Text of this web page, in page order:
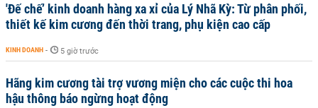
'Đế chế’ kinh doanh hàng xa xỉ của Lý Nhã Kỳ: Từ phân phối,
thiết kế kim cương đến thời trang, phụ kiện cao cấp
KINH DOANH - 5 giờ trước
Hãng kim cương tài trợ vương miện cho các cuộc thi hoa
hậu thông báo ngừng hoạt động